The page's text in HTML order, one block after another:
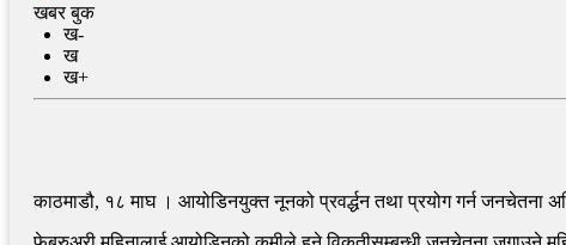
भारतमा पक्राउ परेका सर्लाहीका दुई किसानलाई धरौटीमा रिहा गर्न
खबर बुक
ख-
ख
ख+
काठमाडौ, १८ माघ । आयोडिनयुक्त नूनको प्रवर्द्धन तथा प्रयोग गर्न जनचेतना